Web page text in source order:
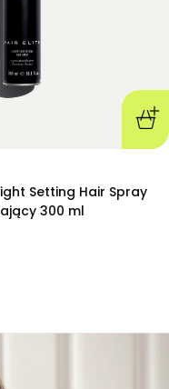
Setting Hair Spray
300 ml